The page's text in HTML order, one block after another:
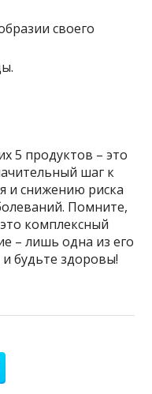
своего
5 продуктов – это
шаг к
и снижению риска
Помните,
комплексный
– лишь одна из его
будьте здоровы!